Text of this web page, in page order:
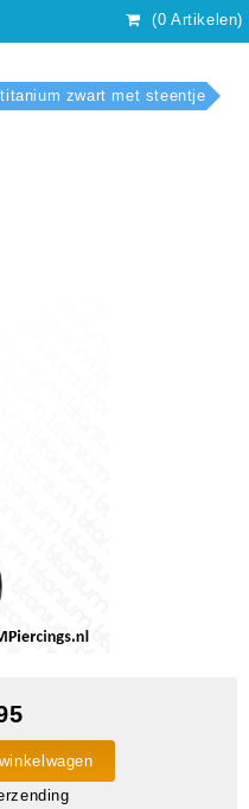
(0 Artikelen)
zwart met steentje